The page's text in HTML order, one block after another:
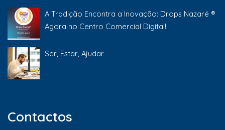
A Tradição Encontra a Inovação: Drops Nazaré ®
Agora no Centro Comercial Digital!
Ser, Estar, Ajudar
Contactos